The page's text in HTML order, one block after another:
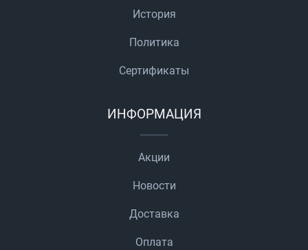
История
Политика
Сертификаты
ИНФОРМАЦИЯ
Акции
Новости
Доставка
Оплата